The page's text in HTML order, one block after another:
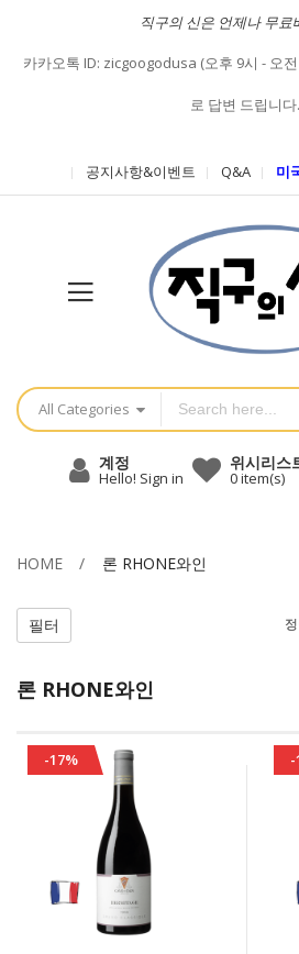
직구의 신은 언제나 무료
카카오톡 ID: zicgoogodusa (오후 9시 - 오
로 답변 드립니다
공지사항&이벤트 Q&A 미
All Categories
계정
Hello! Sign in
위시리스
0item(s)
HOME 론 RHONE와인
론 RHONE와인
-17% -
필터